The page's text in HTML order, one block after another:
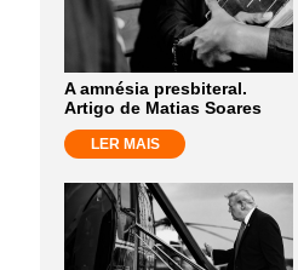
A amnésia presbiteral.
Artigo de Matias Soares
LER MAIS